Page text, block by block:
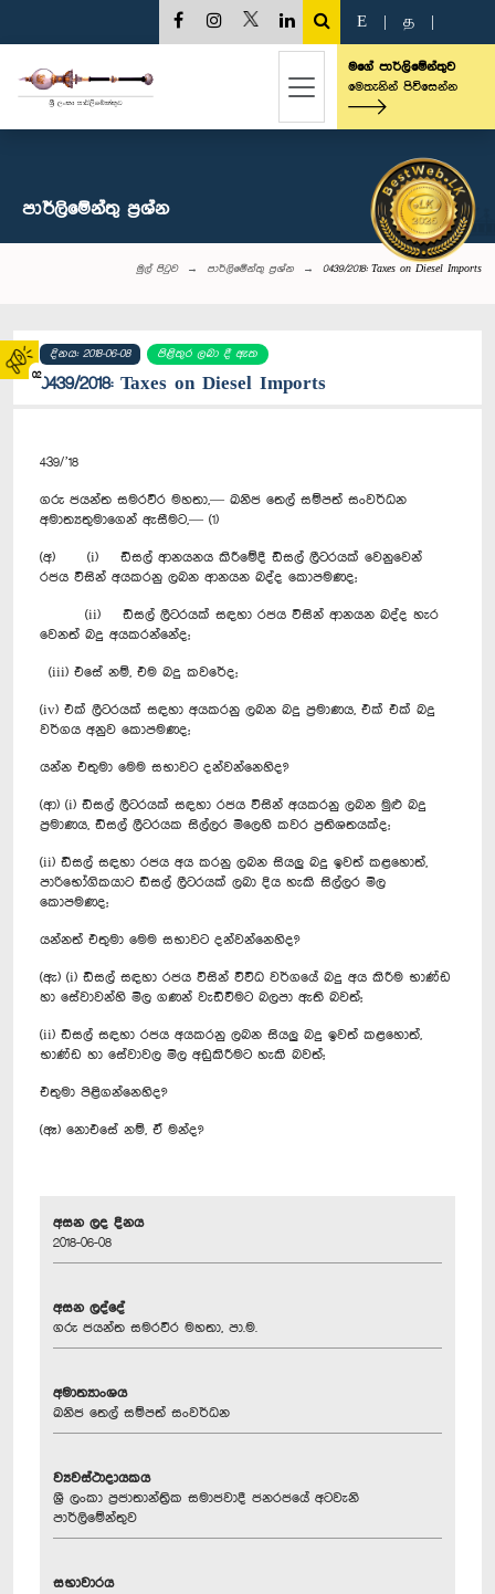
02
E த
මගේ පාර්ලිමේන්තුව
මෙතැනින් පිවිසෙන්න
පාර්ලි‌මේන්තු‌ ප්‍රශ්න
මුල් පිටුව පාර්ලි‌මේන්තු‌ ප්‍රශ්න 0439/2018: Taxes on Diesel Imports
දිනය: 2018-06-08 පිළිතුර ලබා දී ඇත
0439/2018: Taxes on Diesel Imports
439/’18
ගරු ජයන්ත සමරවීර මහතා,— ඛනිජ තෙල් සම්පත් සංවර්ධන
අමාත්‍යතුමාගෙන් ඇසීමට,— (1)
(අ) (i) ඩීසල් ආනයනය කිරීමේදී ඩීසල් ලීටරයක් වෙනුවෙන්
රජය විසින් අයකරනු ලබන ආනයන බද්ද කොපමණද;
(ii) ඩීසල් ලීටරයක් සඳහා රජය විසින් ආනයන බද්ද හැර
වෙනත් බදු අයකරන්නේද;
(iii) එසේ නම්, එම බදු කවරේද;
(iv) එක් ලීටරයක් සඳහා අයකරනු ලබන බදු ප්‍රමාණය, එක් එක් බදු
වර්ගය අනුව කොපමණද;
යන්න එතුමා මෙම සභාවට දන්වන්නෙහිද?
(ආ) (i) ඩීසල් ලීටරයක් සඳහා රජය විසින් අයකරනු ලබන මුළු බදු
ප්‍රමාණය, ඩීසල් ලීටරයක සිල්ලර මි‍ලෙහි කවර ප්‍රතිශතයක්ද;
(ii) ඩීසල් සඳහා රජය අය කරනු ලබන සියලු බදු ඉවත් කළහොත්,
පාරි‍භෝගිකයාට ඩීසල් ලීටරයක් ලබා දිය හැකි සිල්ලර මිල
කොපමණද;
යන්නත් එතුමා මෙම සභාවට දන්වන්නෙහිද?
(ඇ) (i) ඩීසල් සඳහා රජය විසින් විවිධ වර්ගයේ බදු අය කිරීම භාණ්ඩ
හා සේවාවන්හි මිල ගණන් වැඩිවීමට බලපා ඇති බවත්;
(ii) ඩීසල් සඳහා රජය අයකරනු ලබන සියලු බදු ඉවත් කළහොත්,
භාණ්ඩ හා සේවාවල මිල අඩුකිරීමට හැකි බවත්;
එතුමා පිළිගන්නෙහිද?
(ඈ) නොඑසේ නම්, ඒ මන්ද?
අසන ලද දිනය
2018-06-08
අසන ලද්දේ
ගරු ජයන්ත සමරවීර මහතා, පා.ම.
අමාත්‍යාංශය
ඛනිජ තෙල් සම්පත් සංවර්ධන
ව්‍යවස්ථාදායකය
ශ්‍රී ලංකා ප්‍රජාතාන්ත්‍රික සමාජවාදී ජනරජයේ අටවැනි
පාර්ලිමේන්තුව
සභාවාරය